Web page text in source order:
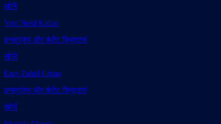
खोलें
Yeni Nesil Kafası
इन्फ्लुएंसर और कंटेंट क्रिएटर्स
खोलें
Enes Zahid Urhan
इन्फ्लुएंसर और कंटेंट क्रिएटर्स
खोलें